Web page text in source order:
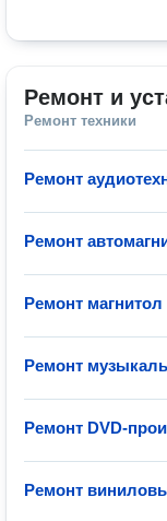
Ремонт и
Ремонт техники
Ремонт
Ремонт
Ремонт магнитол
Ремонт
Ремонт DVD-
Ремонт